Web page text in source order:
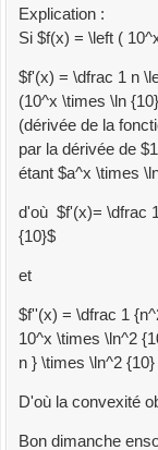
Explication :
Si $f(x) = \left (
$f'(x) = \dfrac 1 n
(10^x \times \ln
(dérivée de la
par la dérivée de
étant $a^x \times
d'où $f'(x)= \dfrac
{10}$
et
$f''(x) = \dfrac 1
10^x \times \ln^2
n } \times \ln^2
D'où la convexité
Bon dimanche